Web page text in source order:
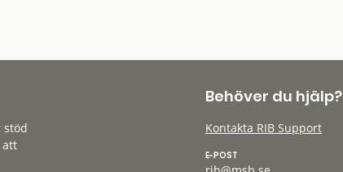
stöd
att
Behöver du hjälp?
Kontakta RIB Support
E-POST